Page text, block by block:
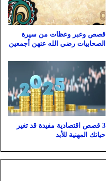
قصص وعبر وعظات من سيرة
الصحابيات رضي الله عنهن أجمعين
3 قصص اقتصادية مفيدة قد تغير
حياتك المهنية للأبد